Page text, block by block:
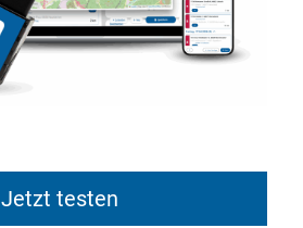
Jetzt testen